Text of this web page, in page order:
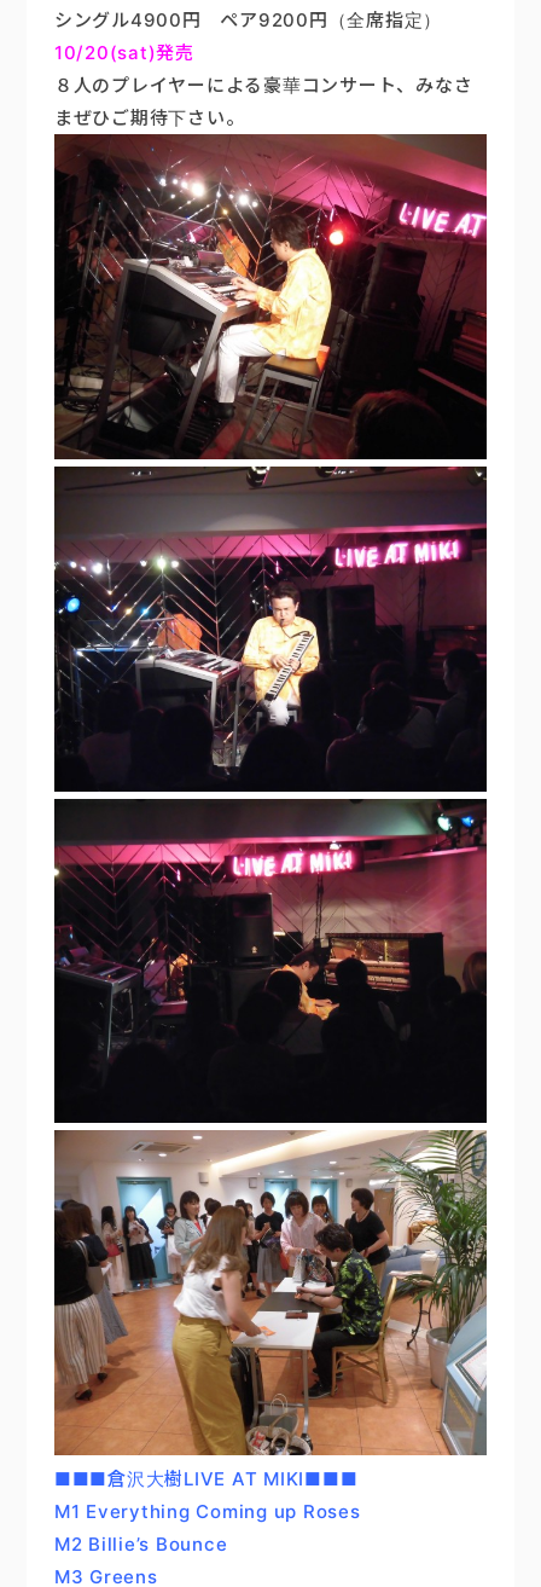
シングル4900円 ペア9200円（全席指定）
10/20(sat)発売
８人のプレイヤーによる豪華コンサート、みなさ
まぜひご期待下さい。
■■■倉沢大樹LIVE AT MIKI■■■
M1 Everything Coming up Roses
M2 Billie’s Bounce
M3 Greens